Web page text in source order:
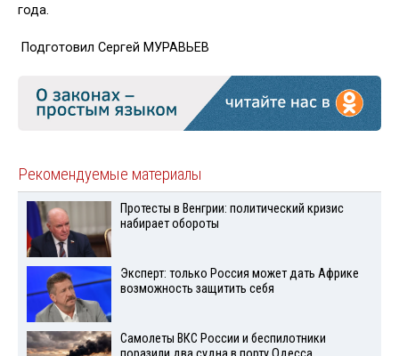
года.
Подготовил Сергей МУРАВЬЕВ
Рекомендуемые материалы
Протесты в Венгрии: политический кризис
набирает обороты
Эксперт: только Россия может дать Африке
возможность защитить себя
Самолеты ВКС России и беспилотники